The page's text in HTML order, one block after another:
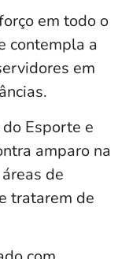
em todo o
contempla a
em
Esporte e
amparo na
de
tratarem de